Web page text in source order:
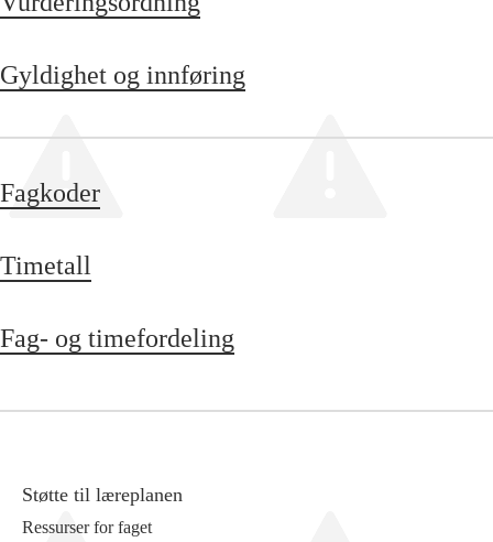
Gyldighet og innføring
Fagkoder
Timetall
Fag- og timefordeling
Støtte til læreplanen
Ressurser for faget